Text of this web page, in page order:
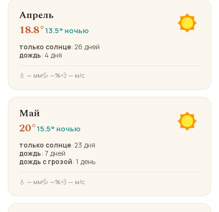
Апрель
18.8°13.5° ночью
только солнце: 26 дней
дождь: 4 дня
💧 — мм💦 —%💨 — м/с
Май
20°15.5° ночью
только солнце: 23 дня
дождь: 7 дней
дождь с грозой: 1 день
💧 — мм💦 —%💨 — м/с